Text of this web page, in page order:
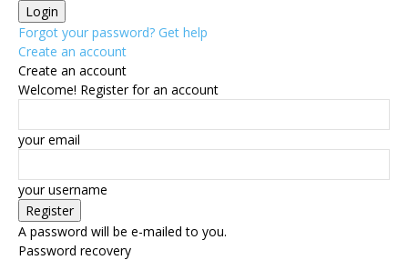
Forgot your password? Get help
Create an account
Create an account
Welcome! Register for an account
your email
your username
A password will be e-mailed to you.
Password recovery